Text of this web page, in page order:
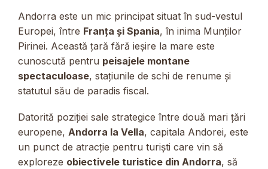
Andorra este un mic principat situat în sud-vestul
Europei, între Franța și Spania, în inima Munților
Pirinei. Această țară fără ieșire la mare este
cunoscută pentru peisajele montane
spectaculoase, stațiunile de schi de renume și
statutul său de paradis fiscal.
Datorită poziției sale strategice între două mari țări
europene, Andorra la Vella, capitala Andorei, este
un punct de atracție pentru turiști care vin să
exploreze obiectivele turistice din Andorra, să